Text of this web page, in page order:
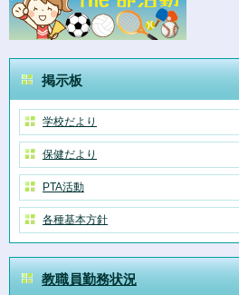
掲示板
学校だより
保健だより
PTA活動
各種基本方針
教職員勤務状況